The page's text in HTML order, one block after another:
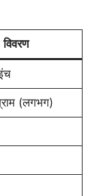
विवरण
(लगभग)